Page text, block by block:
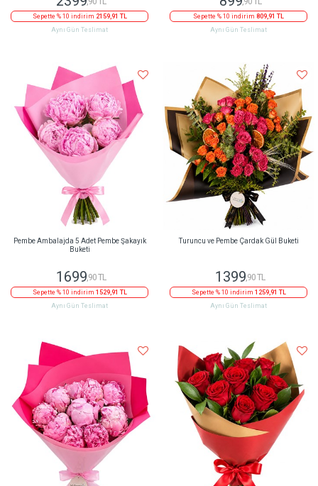
Sepette % 10 indirim 2159,91 TL
Aynı Gün Teslimat
Sepette % 10 indirim 809,91 TL
Aynı Gün Teslimat
Pembe Ambalajda 5 Adet Pembe Şakayık
Buketi
1699 ,90 TL
Sepette % 10 indirim 1529,91 TL
Aynı Gün Teslimat
Turuncu ve Pembe Çardak Gül Buketi
1399 ,90 TL
Sepette % 10 indirim 1259,91 TL
Aynı Gün Teslimat